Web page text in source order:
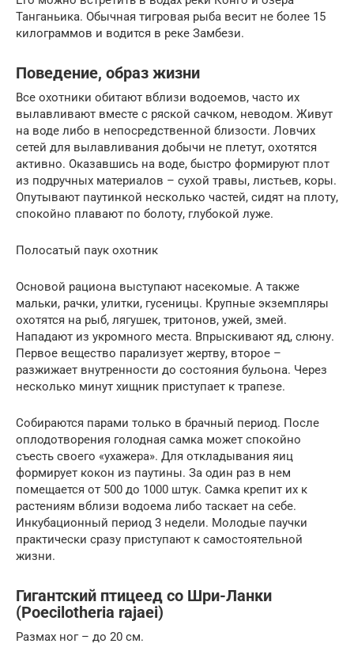
Танганьика. Обычная тигровая рыба весит не более 15
килограммов и водится в реке Замбези.
Поведение, образ жизни
Все охотники обитают вблизи водоемов, часто их
вылавливают вместе с ряской сачком, неводом. Живут
на воде либо в непосредственной близости. Ловчих
сетей для вылавливания добычи не плетут, охотятся
активно. Оказавшись на воде, быстро формируют плот
из подручных материалов – сухой травы, листьев, коры.
Опутывают паутинкой несколько частей, сидят на плоту,
спокойно плавают по болоту, глубокой луже.
Полосатый паук охотник
Основой рациона выступают насекомые. А также
мальки, рачки, улитки, гусеницы. Крупные экземпляры
охотятся на рыб, лягушек, тритонов, ужей, змей.
Нападают из укромного места. Впрыскивают яд, слюну.
Первое вещество парализует жертву, второе –
разжижает внутренности до состояния бульона. Через
несколько минут хищник приступает к трапезе.
Собираются парами только в брачный период. После
оплодотворения голодная самка может спокойно
съесть своего «ухажера». Для откладывания яиц
формирует кокон из паутины. За один раз в нем
помещается от 500 до 1000 штук. Самка крепит их к
растениям вблизи водоема либо таскает на себе.
Инкубационный период 3 недели. Молодые паучки
практически сразу приступают к самостоятельной
жизни.
Гигантский птицеед со Шри-Ланки
(Poecilotheria rajaei)
Размах ног – до 20 см.